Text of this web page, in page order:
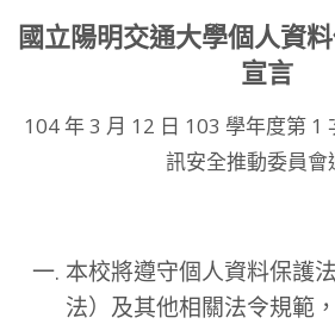
國立陽明交通大學個人資
宣言
104 年 3 月 12 日 103 學年度第 1
訊安全推動委員會
本校將遵守個人資料保護
法）及其他相關法令規範